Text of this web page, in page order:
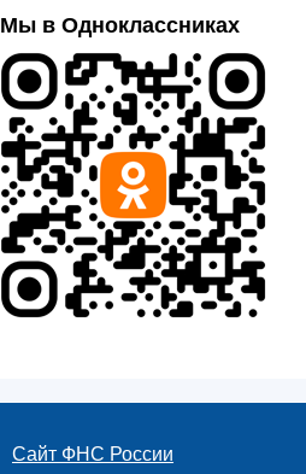
Мы в Одноклассниках
Сайт ФНС России